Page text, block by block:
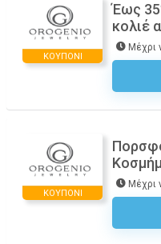
ΚΟΥΠΌΝΙ
Έως
κολιέ
Μέχρι
ΚΟΥΠΌΝΙ
Μέχρι